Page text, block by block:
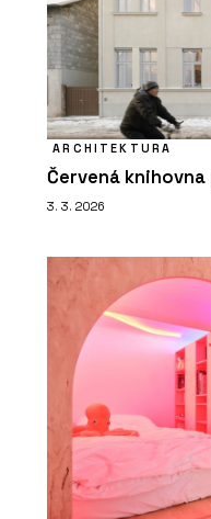
ARCHITEKTURA
Červená
3. 3. 2026